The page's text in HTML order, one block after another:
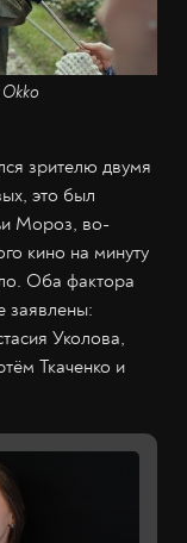
зрителю двумя
это был
Мороз, во-
кино на минуту
Оба фактора
заявлены:
Уколова,
Ткаченко и